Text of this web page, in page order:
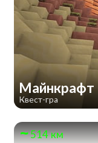
Майнкрафт
Квест-гра
514 км